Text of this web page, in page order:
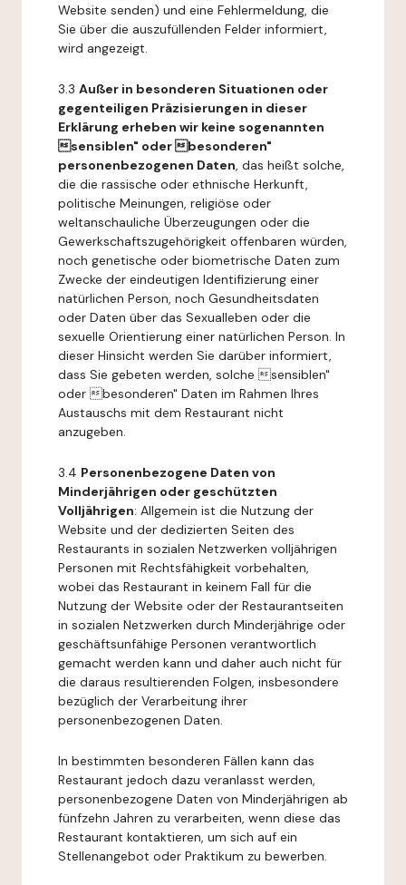
Website senden) und eine Fehlermeldung, die
Sie über die auszufüllenden Felder informiert,
wird angezeigt.
3.3 Außer in besonderen Situationen oder
gegenteiligen Präzisierungen in dieser
Erklärung erheben wir keine sogenannten
sensiblen" oder besonderen"
personenbezogenen Daten, das heißt solche,
die die rassische oder ethnische Herkunft,
politische Meinungen, religiöse oder
weltanschauliche Überzeugungen oder die
Gewerkschaftszugehörigkeit offenbaren würden,
noch genetische oder biometrische Daten zum
Zwecke der eindeutigen Identifizierung einer
natürlichen Person, noch Gesundheitsdaten
oder Daten über das Sexualleben oder die
sexuelle Orientierung einer natürlichen Person. In
dieser Hinsicht werden Sie darüber informiert,
dass Sie gebeten werden, solche sensiblen"
oder besonderen" Daten im Rahmen Ihres
Austauschs mit dem Restaurant nicht
anzugeben.
3.4 Personenbezogene Daten von
Minderjährigen oder geschützten
Volljährigen: Allgemein ist die Nutzung der
Website und der dedizierten Seiten des
Restaurants in sozialen Netzwerken volljährigen
Personen mit Rechtsfähigkeit vorbehalten,
wobei das Restaurant in keinem Fall für die
Nutzung der Website oder der Restaurantseiten
in sozialen Netzwerken durch Minderjährige oder
geschäftsunfähige Personen verantwortlich
gemacht werden kann und daher auch nicht für
die daraus resultierenden Folgen, insbesondere
bezüglich der Verarbeitung ihrer
personenbezogenen Daten.
In bestimmten besonderen Fällen kann das
Restaurant jedoch dazu veranlasst werden,
personenbezogene Daten von Minderjährigen ab
fünfzehn Jahren zu verarbeiten, wenn diese das
Restaurant kontaktieren, um sich auf ein
Stellenangebot oder Praktikum zu bewerben.